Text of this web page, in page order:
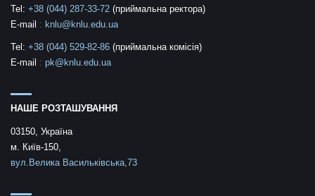
Tel: +38 (044) 287-33-72 (приймальна ректора)
E-mail : knlu@knlu.edu.ua
Tel: +38 (044) 529-82-86 (приймальна комісія)
E-mail : pk@knlu.edu.ua
НАШЕ РОЗТАШУВАННЯ
03150, Україна
м. Київ-150,
вул.Велика Васильківська,73